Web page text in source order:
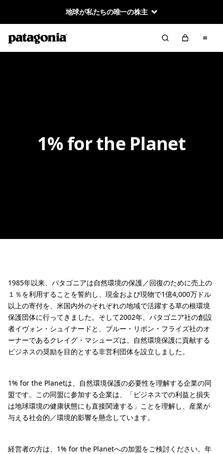
地球が私たちの唯一の株主
1% for the Planet
1985年以来、パタゴニアは自然環境の保護／回復のために売上の
１％を利用することを誓約し、現金および現物で1億4,000万ドル
以上の寄付を、米国内外のそれぞれの地域で活躍する草の根環境
保護団体に行ってきました。そして2002年、パタゴニア社の創設
者イヴォン・シュイナードと、ブルー・リボン・フライズ社のオ
ーナーであるクレイグ・マシューズは、自然環境保護に貢献する
ビジネスの奨励を目的とする非営利団体を設立しました。
1% for the Planetは、自然環境保護の必要性を理解する企業の同
盟です。この同盟に参加する企業は、「ビジネスでの利益と損失
は地球環境の健康状態にも直接関連する」ことを理解し、産業が
与える社会的／環境的影響を懸念しています。
経営者の方は、1% for the Planetへの加盟をご検討ください。年